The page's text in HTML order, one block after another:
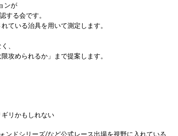
ンが
する会です。
ている治具を用いて測定します。
、
攻められるか」まで提案します。
リかもしれない
ンドシリーズ/など公式レース出場を視野に入れている